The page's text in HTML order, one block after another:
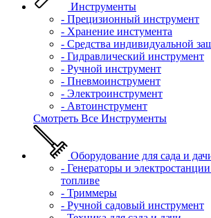
Инструменты
- Прецизионный инструмент
- Хранение инстумента
- Средства индивидуальной
- Гидравлический инструмент
- Ручной инструмент
- Пневмоинструмент
- Электроинструмент
- Автоинструмент
Смотреть Все Инструменты
Оборудование для сада и
- Генераторы и
топливе
- Триммеры
- Ручной садовый инструмент